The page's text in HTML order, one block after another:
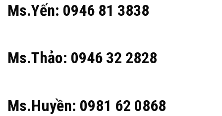
Ms.Yến: 0946 81 3838
Ms.Thảo: 0946 32 2828
Ms.Huyền: 0981 62 0868